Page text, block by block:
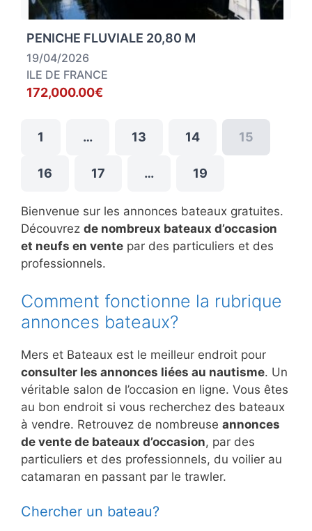
PENICHE FLUVIALE 20,80 M
19/04/2026
ILE DE FRANCE
172,000.00€
1 … 13 14 15
16 17 … 19
Bienvenue sur les annonces bateaux gratuites.
Découvrez de nombreux bateaux d’occasion
et neufs en vente par des particuliers et des
professionnels.
Comment fonctionne la rubrique
annonces bateaux?
Mers et Bateaux est le meilleur endroit pour
consulter les annonces liées au nautisme. Un
véritable salon de l’occasion en ligne. Vous êtes
au bon endroit si vous recherchez des bateaux
à vendre. Retrouvez de nombreuse annonces
de vente de bateaux d’occasion, par des
particuliers et des professionnels, du voilier au
catamaran en passant par le trawler.
Chercher un bateau?